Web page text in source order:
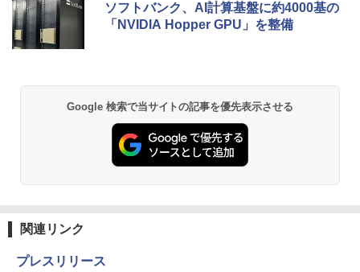
ソフトバンク、AI計算基盤に約4000基の
「NVIDIA Hopper GPU」を整備
Google 検索で当サイトの記事を優先表示させる
関連リンク
プレスリリース